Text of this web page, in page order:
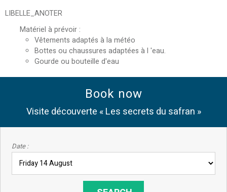
LIBELLE_ANOTER
Matériel à prévoir :
Vêtements adaptés à la météo
Bottes ou chaussures adaptées à l 'eau.
Gourde ou bouteille d'eau
Book now
Visite découverte « Les secrets du safran »
Date :